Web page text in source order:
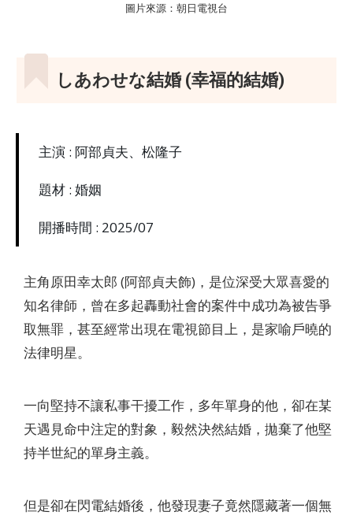
圖片來源：朝日電視台
しあわせな結婚 (幸福的結婚)
主演 : 阿部貞夫、松隆子
題材 : 婚姻
開播時間 : 2025/07
主角原田幸太郎 (阿部貞夫飾)，是位深受大眾喜愛的
知名律師，曾在多起轟動社會的案件中成功為被告爭
取無罪，甚至經常出現在電視節目上，是家喻戶曉的
法律明星。
一向堅持不讓私事干擾工作，多年單身的他，卻在某
天遇見命中注定的對象，毅然決然結婚，拋棄了他堅
持半世紀的單身主義。
但是卻在閃電結婚後，他發現妻子竟然隱藏著一個無